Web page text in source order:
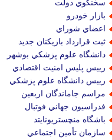
سخنگوي دولت
بازار خودرو
اعضاي شوراي
ثبت قرارداد بازيكنان جديد
دانشگاه علوم پزشكي بوشهر
رييس پليس امنيت اقتصادي
رييس دانشگاه علوم پزشكي
مراسم جاماندگان اربعين
فدراسيون جهاني فوتبال
باشگاه منچستريونايتد
سازمان تأمين اجتماعي